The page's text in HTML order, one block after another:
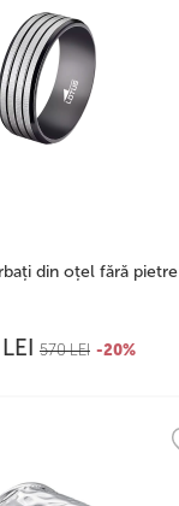
din oțel fără pietre
LEI 570LEI -20%